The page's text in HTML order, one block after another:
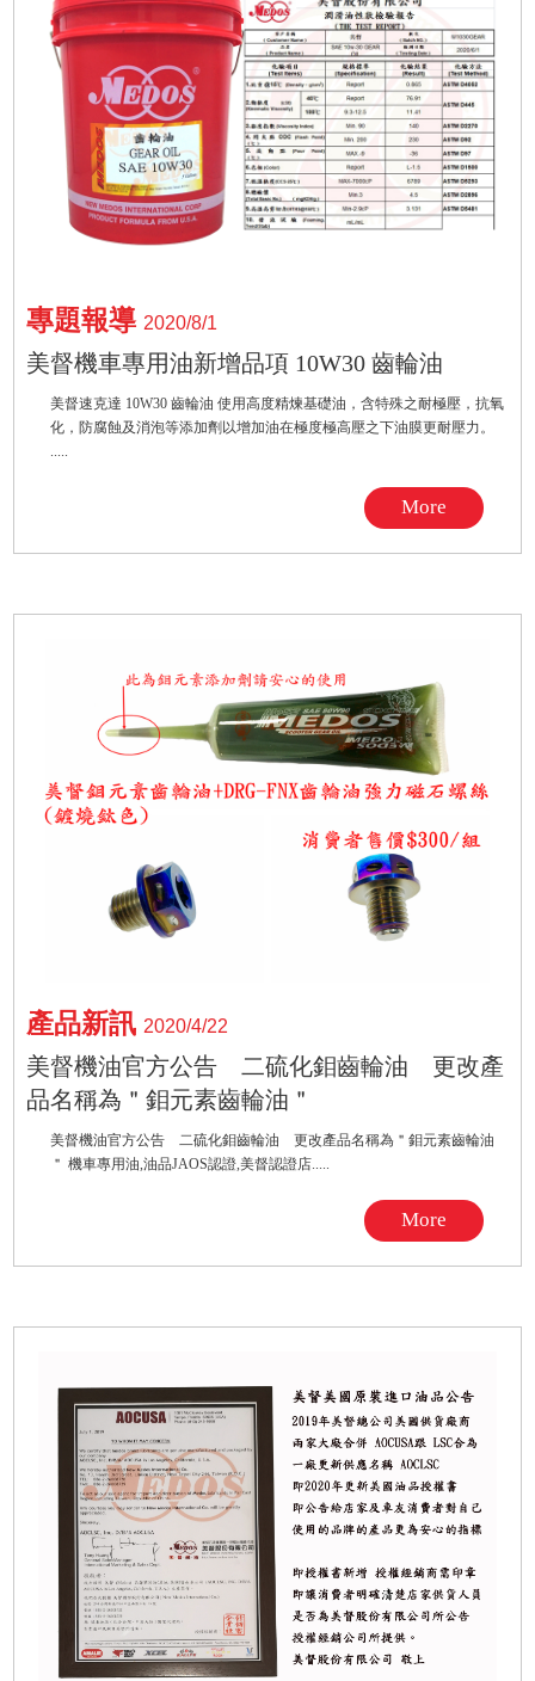
專題報導2020/8/1
美督機車專用油新增品項 10W30 齒輪油
美督速克達 10W30 齒輪油 使用高度精煉基礎油，含特殊之耐極壓，抗氧
化，防腐蝕及消泡等添加劑以增加油在極度極高壓之下油膜更耐壓力。
.....
More
產品新訊 2020/4/22
美督機油官方公告 二硫化鉬齒輪油 更改產
品名稱為＂鉬元素齒輪油＂
美督機油官方公告 二硫化鉬齒輪油 更改產品名稱為＂鉬元素齒輪油
＂ 機車專用油,油品JAOS認證,美督認證店.....
More